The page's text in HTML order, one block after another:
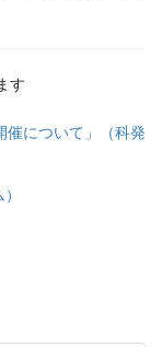
す
催について」（科発